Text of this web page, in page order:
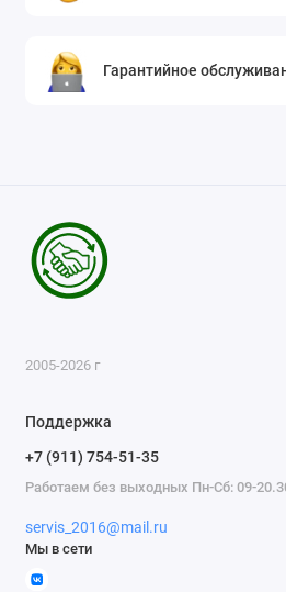
Гарантийное
2005-2026 г
Поддержка
+7 (911) 754-51-35
Работаем без выходных Пн-Сб: 09-
servis_2016@mail.ru
Мы в сети